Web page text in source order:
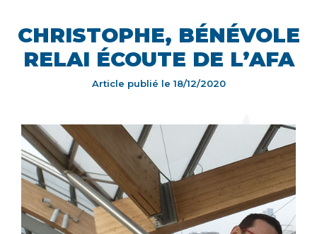
CHRISTOPHE, BÉNÉVOLE
RELAI ÉCOUTE DE L’AFA
Article publié le 18/12/2020